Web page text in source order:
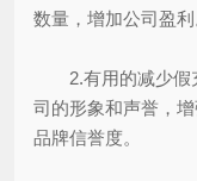
数量，增加公司盈利
2.有用的减少假
司的形象和声誉，
品牌信誉度。